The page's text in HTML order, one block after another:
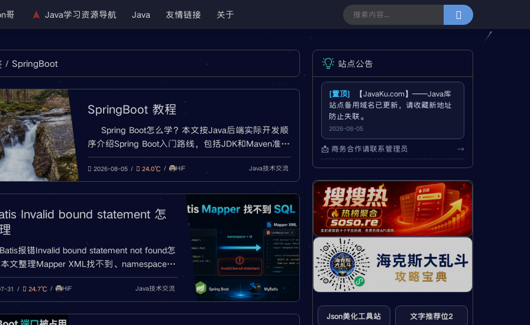
哥 Java学习资源导航 Java 友情链接 关于
SpringBoot
SpringBoot 教程
Spring Boot怎么学？本文按Java后端实际开发顺
序介绍Spring Boot入门路线，包括JDK和Maven准
备、创建项目、Controller接口、JSON参数接收、
application.yml配置、连接MySQL、整合MyBatis、
统一返回结果、全局异常处理、打包部署和常见报
错排查。
2026-08-05 24.0℃ HiF Java技术交流
Invalid bound statement 怎
报错Invalid bound statement not found怎
文整理Mapper XML找不到、namespace写
接口方法名不一致、mapper-locations配置
未打包、@MapperScan扫描失败、多模
MyBatis-Plus自定义方法等排查方法。
31 24.7℃ HiF Java技术交流
站点公告
[置顶]
【JavaKu.com】——Java库
站点备用域名已更新，请收藏新地址
防止失联。
2026-08-05
📩 商务合作请联系管理员 →
Json美化工具站 文字推荐位2